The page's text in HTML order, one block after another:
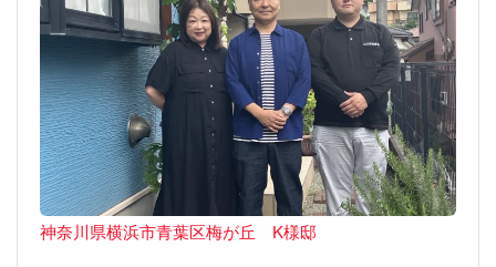
神奈川県横浜市青葉区梅が丘 K様邸